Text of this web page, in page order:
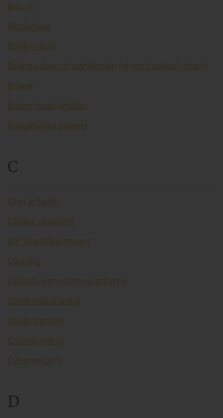
Bitcoin
Blockchain
Bo’lib to’lash
Boshqa depozit tashkilotlari (tijorat banklari) sharhi
Broker
Bulutli hisob-kitoblar
Buxgalteriya balansi
C
Chet el banki
Chuqur o'rganish
CIF shartidagi import
Clearing
Collective investment scheme
Credential sharing
Credit transfer
Crowdfunding
Cybersecurity
D